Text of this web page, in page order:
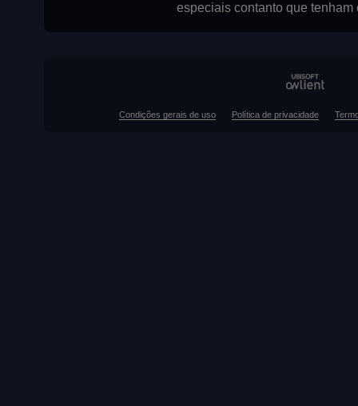
especiais contanto que tenham
Condições gerais de uso Política de privacidade